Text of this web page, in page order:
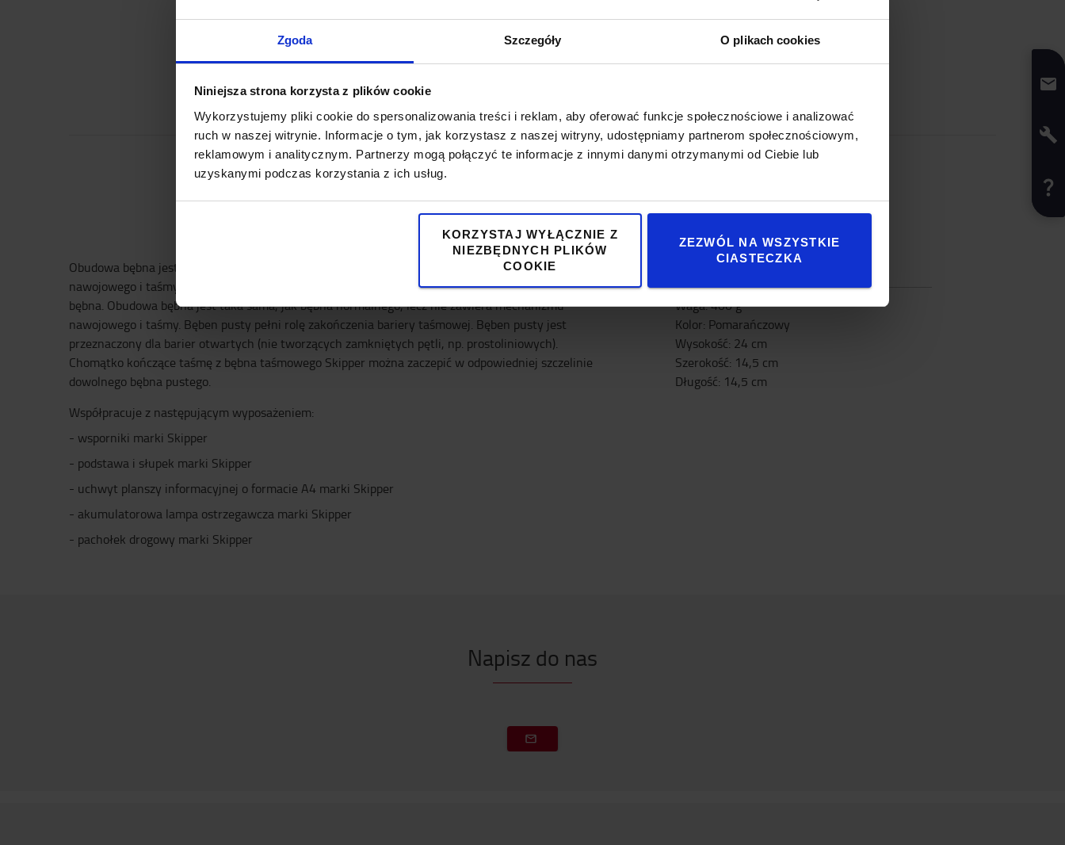
Zgoda Szczegóły O plikach cookies
Niniejsza strona korzysta z plików cookie
Wykorzystujemy pliki cookie do spersonalizowania treści i reklam, aby oferować funkcje społecznościowe i analizować
ruch w naszej witrynie. Informacje o tym, jak korzystasz z naszej witryny, udostępniamy partnerom społecznościowym,
reklamowym i analitycznym. Partnerzy mogą połączyć te informacje z innymi danymi otrzymanymi od Ciebie lub
uzyskanymi podczas korzystania z ich usług.
KORZYSTAJ WYŁĄCZNIE Z
NIEZBĘDNYCH PLIKÓW
COOKIE
ZEZWÓL NA WSZYSTKIE
CIASTECZKA
SPECYFIKACJA NAPISZ DO NAS
Specyfikacja
Obudowa bębna jest taka sama, jak bębna normalnego, lecz nie zawiera on mechanizmu
nawojowego i taśmy. Bęben końcowy służy do zaczepiania końca taśmy odwiniętej z normalnego
bębna. Obudowa bębna jest taka sama, jak bębna normalnego, lecz nie zawiera mechanizmu
nawojowego i taśmy. Bęben pusty pełni rolę zakończenia bariery taśmowej. Bęben pusty jest
przeznaczony dla barier otwartych (nie tworzących zamkniętych pętli, np. prostoliniowych).
Chomątko kończące taśmę z bębna taśmowego Skipper można zaczepić w odpowiedniej szczelinie
dowolnego bębna pustego.
Współpracuje z następującym wyposażeniem:
- wsporniki marki Skipper
- podstawa i słupek marki Skipper
- uchwyt planszy informacyjnej o formacie A4 marki Skipper
- akumulatorowa lampa ostrzegawcza marki Skipper
- pachołek drogowy marki Skipper
Waga:400g
Kolor: Pomarańczowy
Wysokość: 24 cm
Szerokość: 14,5 cm
Długość: 14,5 cm
Napisz do nas